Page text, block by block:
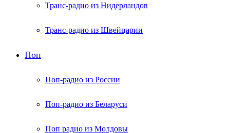
Транс-радио из Нидерландов
Транс-радио из Швейцарии
Поп
Поп-радио из России
Поп-радио из Беларуси
Поп радио из Молдовы